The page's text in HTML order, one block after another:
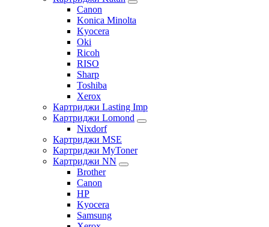
Canon
Konica Minolta
Kyocera
Oki
Ricoh
RISO
Sharp
Toshiba
Xerox
Картриджи Lasting Imp
Картриджи Lomond
Nixdorf
Картриджи MSE
Картриджи MyToner
Картриджи NN
Brother
Canon
HP
Kyocera
Samsung